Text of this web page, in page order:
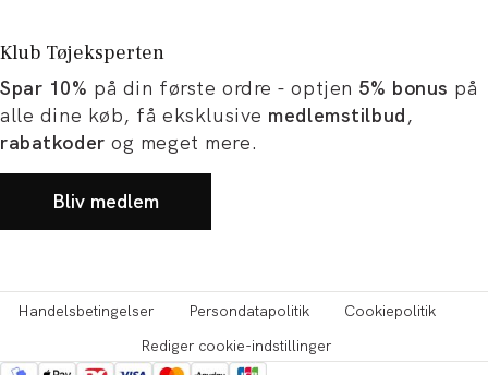
dit købog artikler
og karriere
Klub Tøjeksperten
Spar 10% på din første ordre - optjen 5% bonus på
alle dine køb, få eksklusive medlemstilbud,
rabatkoder og meget mere.
Bliv medlem
Handelsbetingelser Persondatapolitik
Cookiepolitik
Rediger cookie-indstillinger